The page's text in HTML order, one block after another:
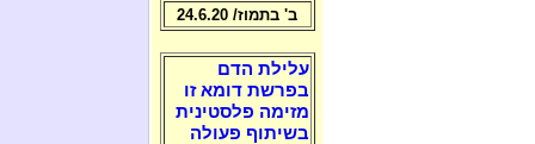
ב' בתמוז/ 24.6.20
עלילת הדם
בפרשת דומא זו
מזימה פלסטינית
בשיתוף פעולה